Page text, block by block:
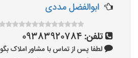
ابوالفضل مددی
تلفن: 09383920784
لطفا پس از تماس با مشاور املاک